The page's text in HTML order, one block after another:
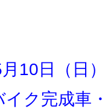
10日（日
イク完成車